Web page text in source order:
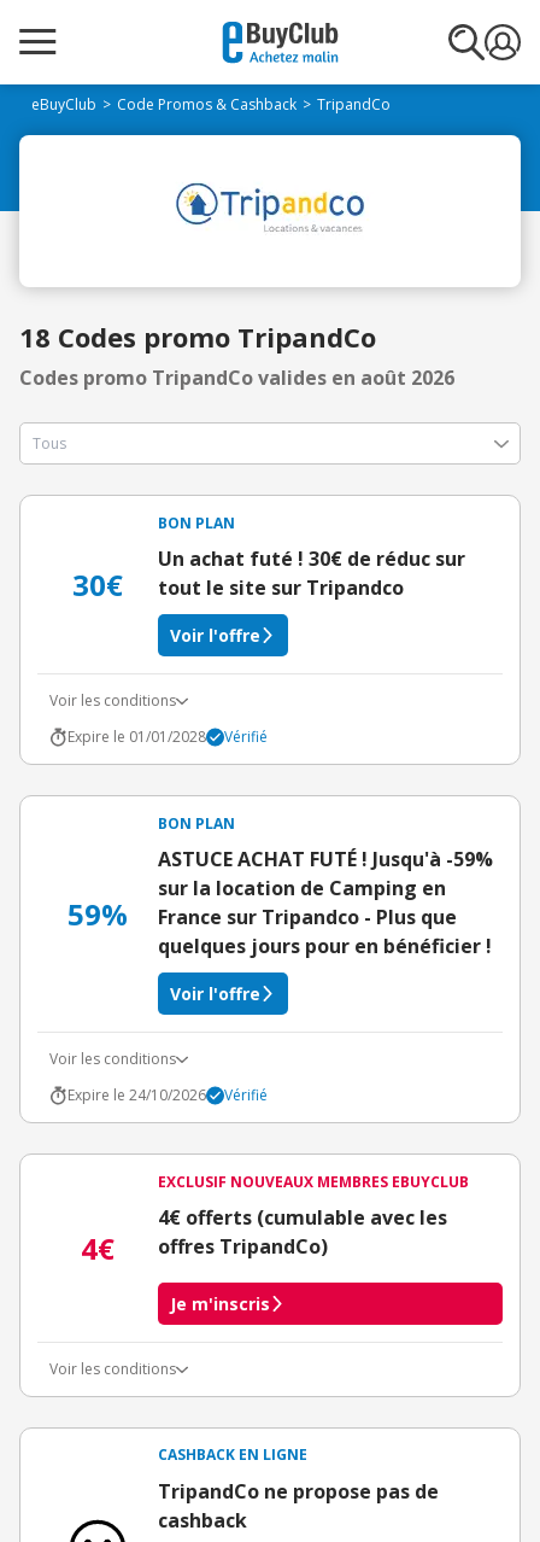
eBuyClub Code Promos & Cashback TripandCo
18 Codes promo TripandCo
Codes promo TripandCo valides en août 2026
30€
BON PLAN
Un achat futé ! 30€ de réduc sur
tout le site sur Tripandco
Voir l'offre
Voir les conditions
Expire le 01/01/2028
Vérifié
59%
BON PLAN
ASTUCE ACHAT FUTÉ ! Jusqu'à -59%
sur la location de Camping en
France sur Tripandco - Plus que
quelques jours pour en bénéficier !
Voir l'offre
Voir les conditions
Expire le 24/10/2026
Vérifié
4€
EXCLUSIF NOUVEAUX MEMBRES EBUYCLUB
4€ offerts (cumulable avec les
offres TripandCo)
Je m'inscris
Voir les conditions
3€ de bienvenue crédités immédiatement + 1€ supplémentaire
Offre réservée à une toute première inscription chez eBuyClub.
CASHBACK EN LIGNE
TripandCo ne propose pas de
cashback